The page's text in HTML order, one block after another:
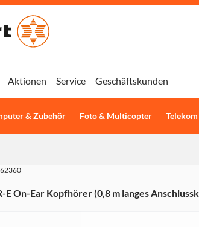
& Zubehör Foto & Multicopter
Aktionen Service Geschäftskunden
E On-Ear Kopfhörer (0,8 m langes